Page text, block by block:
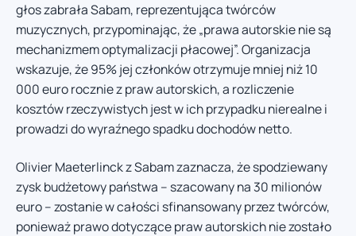
głos zabrała Sabam, reprezentująca twórców
muzycznych, przypominając, że „prawa autorskie nie są
mechanizmem optymalizacji płacowej”. Organizacja
wskazuje, że 95% jej członków otrzymuje mniej niż 10
000 euro rocznie z praw autorskich, a rozliczenie
kosztów rzeczywistych jest w ich przypadku nierealne i
prowadzi do wyraźnego spadku dochodów netto.
Olivier Maeterlinck z Sabam zaznacza, że spodziewany
zysk budżetowy państwa – szacowany na 30 milionów
euro – zostanie w całości sfinansowany przez twórców,
ponieważ prawo dotyczące praw autorskich nie zostało